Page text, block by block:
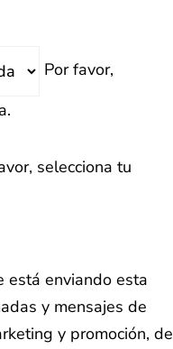
Por favor,
selecciona tu
está enviando esta
y mensajes de
y promoción, de